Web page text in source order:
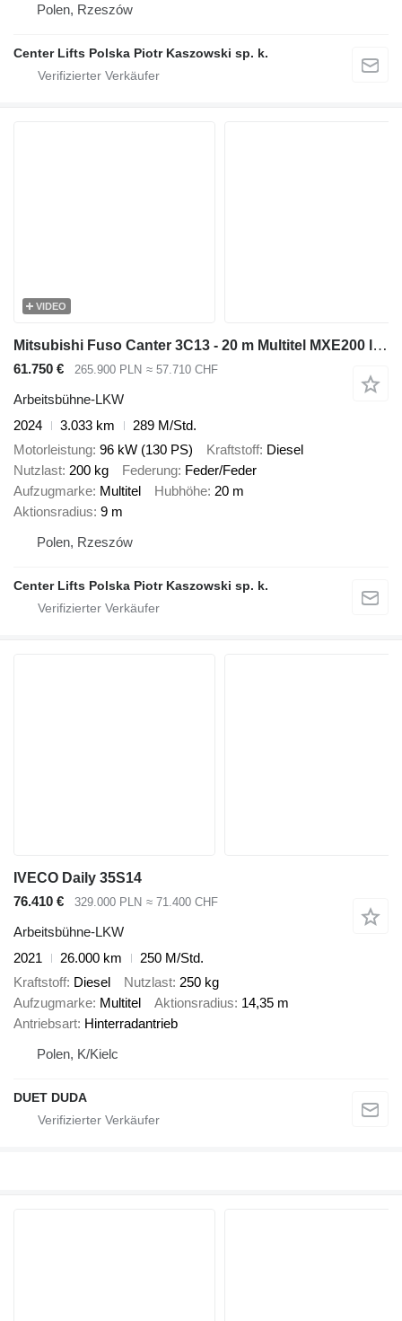
Polen, Rzeszów
Center Lifts Polska Piotr Kaszowski sp. k.
VIDEO
Mitsubishi Fuso Canter 3C13 - 20 m Multitel MXE200 like NEW !! 20m - bucket truc
61.750 € 265.900 PLN ≈ 57.710 CHF
Arbeitsbühne-LKW
2024
3.033 km
289 M/Std.
Motorleistung 96 kW (130 PS) Kraftstoff Diesel
Nutzlast 200 kg Federung Feder/Feder
Aufzugmarke Multitel Hubhöhe 20 m
Aktionsradius 9 m
Polen, Rzeszów
Center Lifts Polska Piotr Kaszowski sp. k.
IVECO Daily 35S14
76.410 €
329.000 PLN ≈ 71.400 CHF
Arbeitsbühne-LKW
2021
26.000 km
250 M/Std.
Kraftstoff Diesel Nutzlast 250 kg
Aufzugmarke Multitel Aktionsradius 14,35 m
Antriebsart Hinterradantrieb
Polen, K/Kielc
DUET DUDA